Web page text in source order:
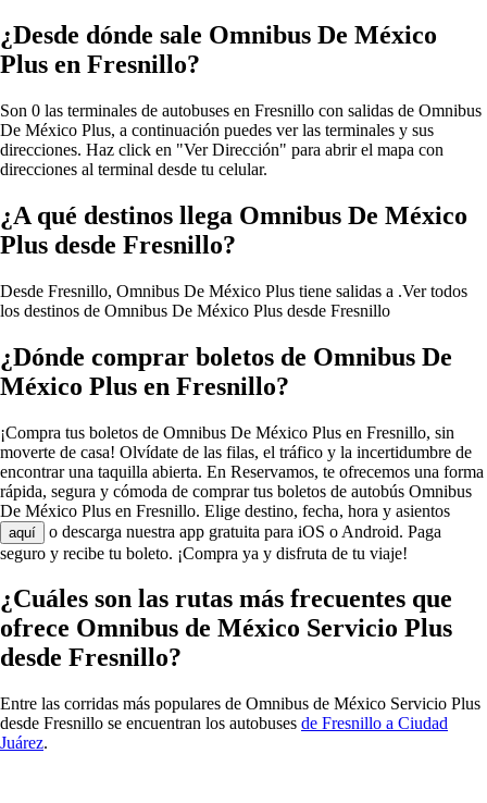
¿Desde dónde sale Omnibus De México
Plus en Fresnillo?
Son 0 las terminales de autobuses en Fresnillo con salidas de Omnibus
De México Plus, a continuación puedes ver las terminales y sus
direcciones. Haz click en "Ver Dirección" para abrir el mapa con
direcciones al terminal desde tu celular.
¿A qué destinos llega Omnibus De México
Plus desde Fresnillo?
Desde Fresnillo, Omnibus De México Plus tiene salidas a .Ver todos
los destinos de Omnibus De México Plus desde Fresnillo
¿Dónde comprar boletos de Omnibus De
México Plus en Fresnillo?
¡Compra tus boletos de Omnibus De México Plus en Fresnillo, sin
moverte de casa! Olvídate de las filas, el tráfico y la incertidumbre de
encontrar una taquilla abierta. En Reservamos, te ofrecemos una forma
rápida, segura y cómoda de comprar tus boletos de autobús Omnibus
De México Plus en Fresnillo. Elige destino, fecha, hora y asientos
aquí
o descarga nuestra app gratuita para iOS o Android. Paga
seguro y recibe tu boleto. ¡Compra ya y disfruta de tu viaje!
¿Cuáles son las rutas más frecuentes que
ofrece Omnibus de México Servicio Plus
desde Fresnillo?
Entre las corridas más populares de Omnibus de México Servicio Plus
desde Fresnillo se encuentran los autobuses de Fresnillo a Ciudad
Juárez.